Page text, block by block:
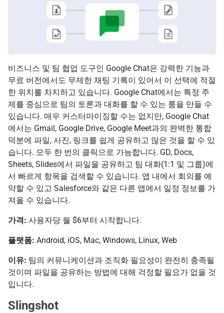
비즈니스 및 팀 협업 도구인 Google Chat은 강력한 기능과
무료 버전에서도 무제한 채팅 기록이 있어서 이 선택에 적절
한 위치를 차지하고 있습니다. Google Chat에서는 특정 주
제를 중심으로 팀의 토론과 대화를 할 수 있는 룸을 만들 수
있습니다. 매우 커스터마이징할 수는 없지만, Google Chat
에서는 Gmail, Google Drive, Google Meet과의 완벽한 통합
덕분에 파일, 사진, 링크를 쉽게 공유하고 많은 것을 할 수 있
습니다. 모두 한 번의 클릭으로 가능합니다. GD, Docs,
Sheets, Slides에서 파일을 공유하고 팀 대화(1:1 및 그룹)에
서 빠르게 항목을 검색할 수 있습니다. 앱 내에서 회의를 예
약할 수 있고 Salesforce와 같은 다른 앱에서 일정 정보를 가
져올 수 있습니다.
가격: 사용자당 월 $6부터 시작합니다.
플랫폼: Android, iOS, Mac, Windows, Linux, Web
이유: 팀의 커뮤니케이션과 조직화 필요성이 완전히 충족될
것이며 파일을 공유하는 방법에 대해 걱정할 필요가 없을 것
입니다.
Slingshot